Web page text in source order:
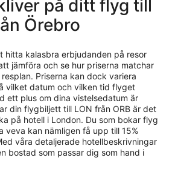
på ditt flyg till
Örebro
hitta kalasbra erbjudanden på resor
jämföra och se hur priserna matchar
Priserna kan dock variera
vilket datum och vilken tid flyget
ett plus om dina vistelsedatum är
din flygbiljett till LON från ORB är det
på hotell i London. Du som bokar flyg
veva kan nämligen få upp till 15%
våra detaljerade hotellbeskrivningar
bostad som passar dig som hand i